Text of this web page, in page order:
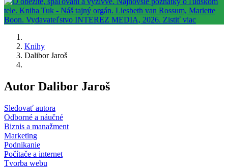
Knihy
Dalibor Jaroš
Autor Dalibor Jaroš
Sledovať autora
Odborné a náučné
Biznis a manažment
Marketing
Podnikanie
Počítače a internet
Tvorba webu